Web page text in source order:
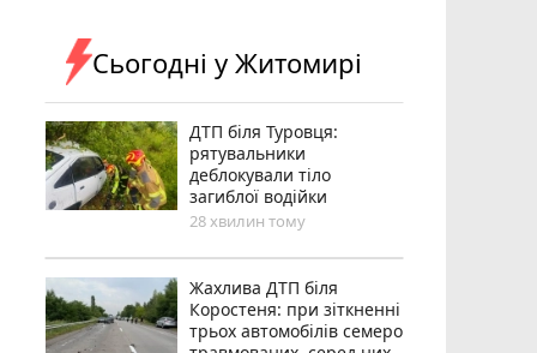
Сьогодні у Житомирі
ДТП біля Туровця:
рятувальники
деблокували тіло
загиблої водійки
28 хвилин тому
Жахлива ДТП біля
Коростеня: при зіткненні
трьох автомобілів семеро